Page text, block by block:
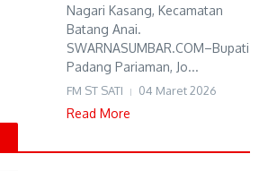
Nagari Kasang, Kecamatan
Batang Anai.
SWARNASUMBAR.COM–Bupati
Padang Pariaman, Jo...
FM ST SATI 04 Maret 2026
Read More